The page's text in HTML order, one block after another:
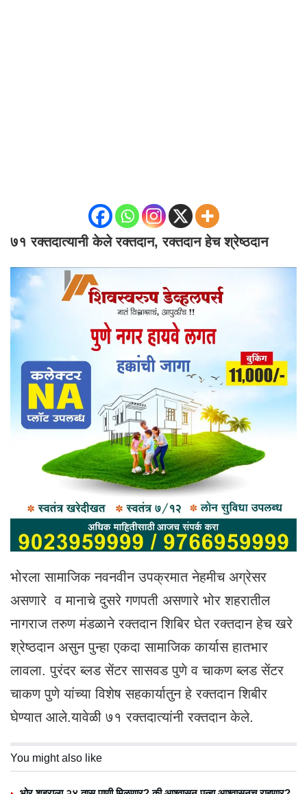
७१ रक्तदात्यानी केले रक्तदान, रक्तदान हेच श्रेष्ठदान
भोरला सामाजिक नवनवीन उपक्रमात नेहमीच अग्रेसर
असणारे व मानाचे दुसरे गणपती असणारे भोर शहरातील
नागराज तरुण मंडळाने रक्तदान शिबिर घेत रक्तदान हेच खरे
श्रेष्ठदान असुन पुन्हा एकदा सामाजिक कार्यास हातभार
लावला. पुरंदर ब्लड सेंटर सासवड पुणे व चाकण ब्लड सेंटर
चाकण पुणे यांच्या विशेष सहकार्यातुन हे रक्तदान शिबीर
घेण्यात आले.यावेळी ७१ रक्तदात्यांनी रक्तदान केले.
You might also like